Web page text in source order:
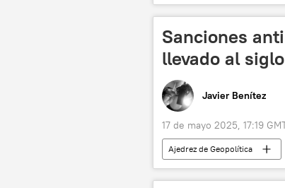
fertilizantes
Sanciones
llevado al
Javier Benítez
17 de mayo 2025, 17:19
Ajedrez de Geopolítica
📈 Mercados y finanzas